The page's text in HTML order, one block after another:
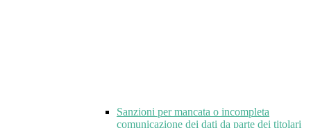
Sanzioni per mancata o incompleta
comunicazione dei dati da parte dei titolari